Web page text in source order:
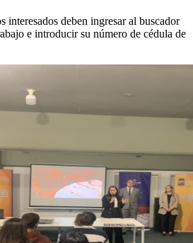
interesados deben ingresar al buscador
e introducir su número de cédula de